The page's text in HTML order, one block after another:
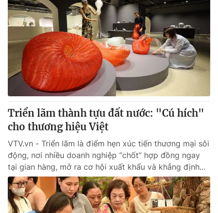
Triển lãm thành tựu đất nước: "Cú hích"
cho thương hiệu Việt
VTV.vn - Triển lãm là điểm hẹn xúc tiến thương mại sôi
động, nơi nhiều doanh nghiệp “chốt” hợp đồng ngay
tại gian hàng, mở ra cơ hội xuất khẩu và khẳng định...